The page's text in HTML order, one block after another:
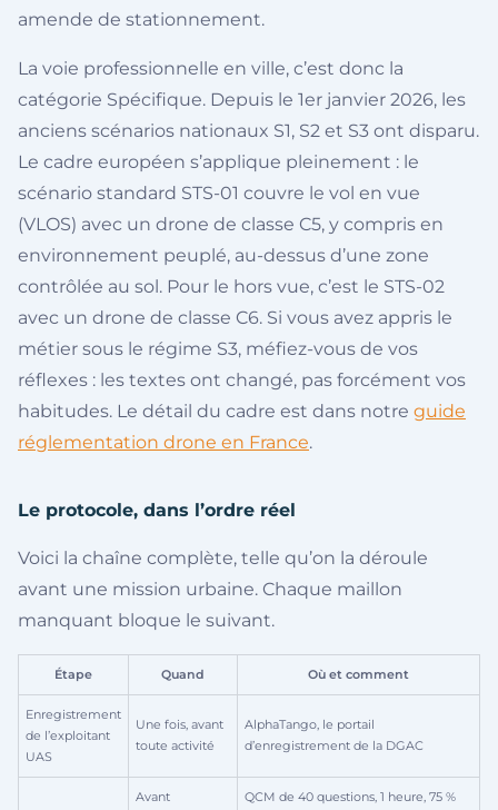
amende de stationnement.
La voie professionnelle en ville, c’est donc la
catégorie Spécifique. Depuis le 1er janvier 2026, les
anciens scénarios nationaux S1, S2 et S3 ont disparu.
Le cadre européen s’applique pleinement : le
scénario standard STS-01 couvre le vol en vue
(VLOS) avec un drone de classe C5, y compris en
environnement peuplé, au-dessus d’une zone
contrôlée au sol. Pour le hors vue, c’est le STS-02
avec un drone de classe C6. Si vous avez appris le
métier sous le régime S3, méfiez-vous de vos
réflexes : les textes ont changé, pas forcément vos
habitudes. Le détail du cadre est dans notre guide
réglementation drone en France.
Le protocole, dans l’ordre réel
Voici la chaîne complète, telle qu’on la déroule
avant une mission urbaine. Chaque maillon
manquant bloque le suivant.
Étape Quand Où et comment
Enregistrement
de l’exploitant
UAS
Une fois, avant
toute activité
AlphaTango, le portail
d’enregistrement de la DGAC
Avant
QCM de 40 questions, 1 heure, 75 %